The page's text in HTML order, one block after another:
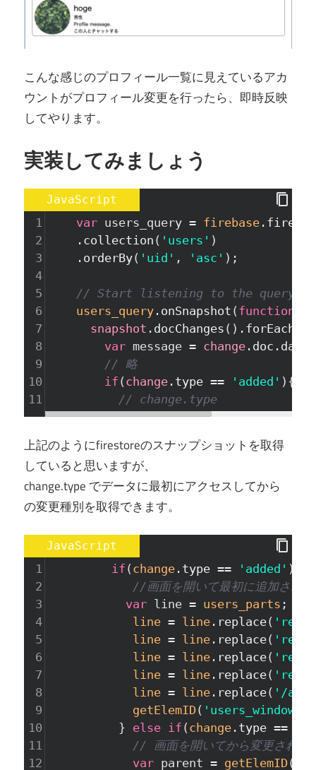
こんな感じのプロフィール一覧に見えているアカ
ウントがプロフィール変更を行ったら、即時反映
してやります。
実装してみましょう
JavaScript
1 var users_query = firebase .
2
    .
collection ( 'users' )
3
    .
orderBy( 'uid' , 'asc' );
4
5
// Start listening to the query.
6
users_query . onSnapshot ( function
7
snapshot . docChanges (). forEach
8
var message = change . doc . data
9
// 略
10
if ( change . type == 'added' ){
11
// change.type
上記のようにfirestoreのスナップショットを取得
していると思いますが、
change.type でデータに最初にアクセスしてから
の変更種別を取得できます。
JavaScript
1 if ( change . type == 'added' ){
2
//画面を開いて最初に追加された
3
var line = users_parts ;
4
line = line . replace(
5
line = line . replace(
6
line = line . replace(
7
line = line . replace(
8
line = line . replace( '/
9
getElemID( 'users_window'
10
          }
else if ( change . type ==
11
// 画面を開いてから変更された
12
var parent = getElemID(